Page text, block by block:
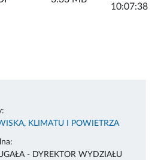
10:07:38
KLIMATU I POWIETRZA
- DYREKTOR WYDZIAŁU